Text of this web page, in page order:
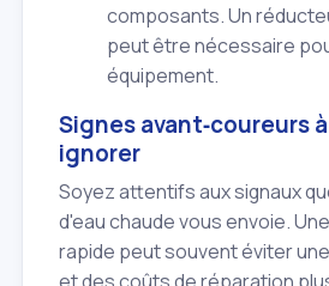
composants. Un
peut être nécessaire
équipement.
Signes avant‑coureurs
ignorer
Soyez attentifs aux signaux
d'eau chaude vous envoie.
rapide peut souvent éviter